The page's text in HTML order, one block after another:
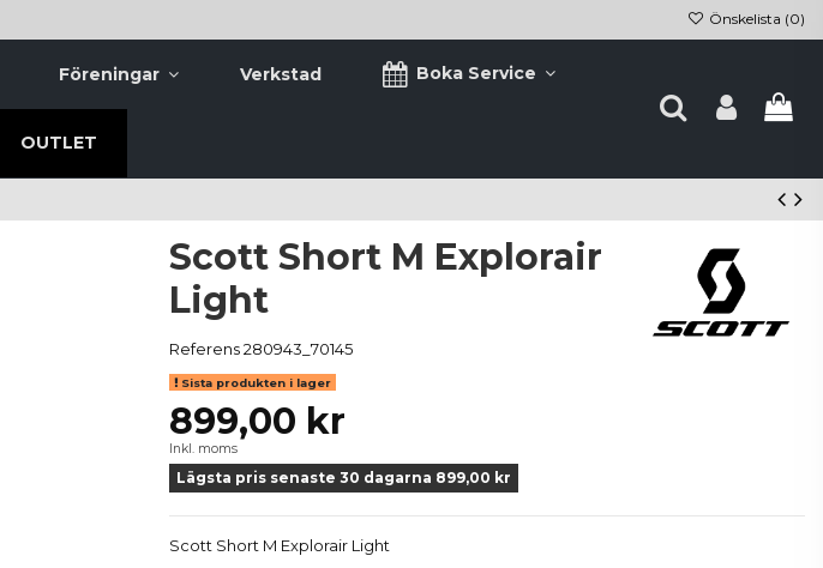
Önskelista (0)
Föreningar Verkstad Boka Service
OUTLET
Scott Short M Explorair
Light
Referens280943_70145
Sista produkten i lager
899,00 kr
Inkl. moms
Lägsta pris senaste 30 dagarna 899,00 kr
Scott Short M Explorair Light